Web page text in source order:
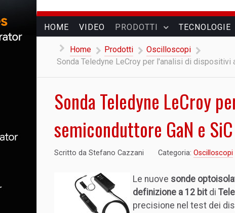
HOME VIDEO PRODOTTI TECNOLOGIE
Home Prodotti
Oscilloscopi
Sonda Teledyne LeCroy per l'analisi di dispositivi
Sonda Teledyne LeCroy
semiconduttore GaN e SiC
Scritto da Stefano Cazzani Categoria: Oscilloscopi
Le nuove sonde
definizione a 12 bit di
precisione nel test dei